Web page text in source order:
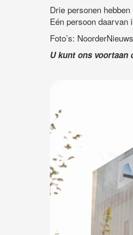
Drie personen
Eén persoon daarvan
Foto’s: NoorderNieuws
U kunt ons voortaan